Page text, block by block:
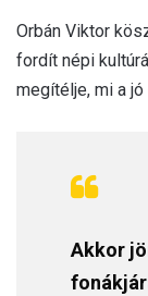
Orbán Viktor
fordít népi
megítélje, mi a
Akkor